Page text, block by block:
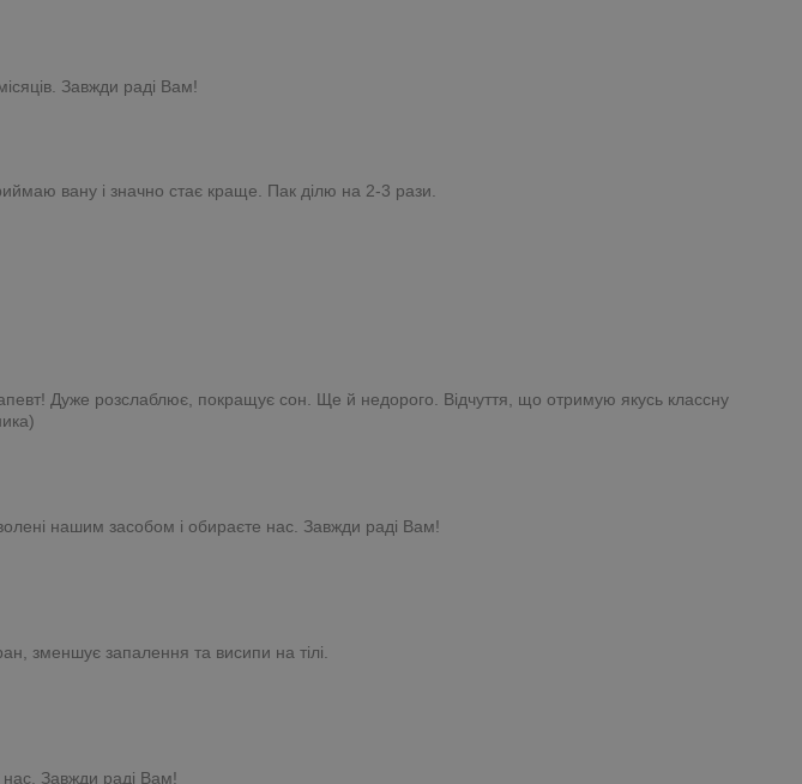
Завжди раді Вам!
вану і значно стає краще. Пак ділю на 2-3 рази.
Дуже розслаблює, покращує сон. Ще й недорого. Відчуття, що отримую якусь классну
нашим засобом і обираєте нас. Завжди раді Вам!
зменшує запалення та висипи на тілі.
Завжди раді Вам!